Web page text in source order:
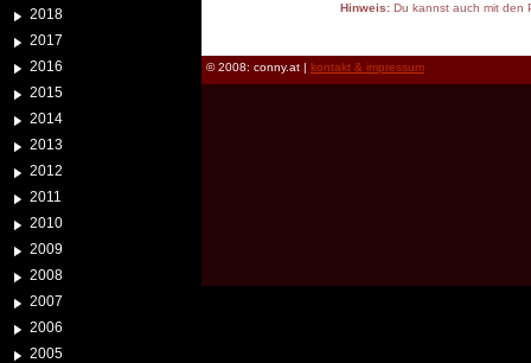
2018
2017
2016
2015
2014
2013
2012
2011
2010
2009
2008
2007
2006
2005
Hinweis:Du kannst auch mit den
© 2008: conny.at | kontakt & impressum